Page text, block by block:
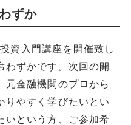
ずか
資入門講座を開催致し
わずかです。次回の開
金融機関のプロから
りやすく学びたいとい
いという方、ご参加希